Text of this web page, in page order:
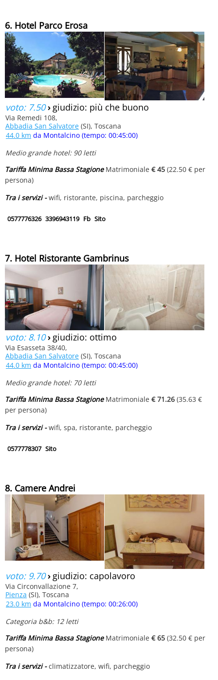
6. Hotel Parco Erosa
voto: 7.50› giudizio: più che buono
Via Remedi 108,
Abbadia San Salvatore (SI), Toscana
44.0 km da Montalcino (tempo: 00:45:00)
Medio grande hotel: 90 letti
Tariffa Minima Bassa StagioneMatrimoniale € 45 (22.50 € per
persona)
Tra i servizi -wifi, ristorante, piscina, parcheggio
0577776326 3396943119 Fb Sito
7. Hotel Ristorante Gambrinus
voto: 8.10› giudizio: ottimo
Via Esasseta 38/40,
Abbadia San Salvatore (SI), Toscana
44.0 km da Montalcino (tempo: 00:45:00)
Medio grande hotel: 70 letti
Tariffa Minima Bassa StagioneMatrimoniale € 71.26 (35.63 €
per persona)
Tra i servizi -wifi, spa, ristorante, parcheggio
0577778307 Sito
8. Camere Andrei
voto: 9.70› giudizio: capolavoro
Via Circonvallazione 7,
Pienza (SI), Toscana
23.0 km da Montalcino (tempo: 00:26:00)
Categoria b&b: 12 letti
Tariffa Minima Bassa StagioneMatrimoniale € 65 (32.50 € per
persona)
Tra i servizi -climatizzatore, wifi, parcheggio